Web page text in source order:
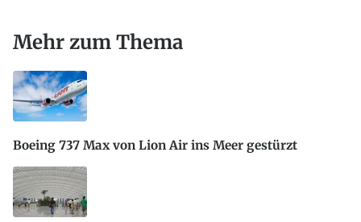
Mehr zum Thema
Boeing 737 Max von Lion Air ins Meer gestürzt